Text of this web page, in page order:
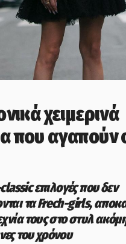
χειμερινά
που αγαπούν
επιλογές που δεν
τα Frech-girls,
τους στο στυλ
του χρόνου